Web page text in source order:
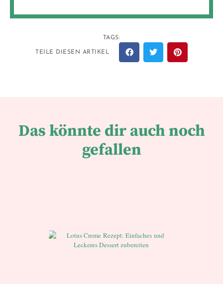
TAGS:
TEILE DIESEN ARTIKEL
Das könnte dir auch noch
gefallen